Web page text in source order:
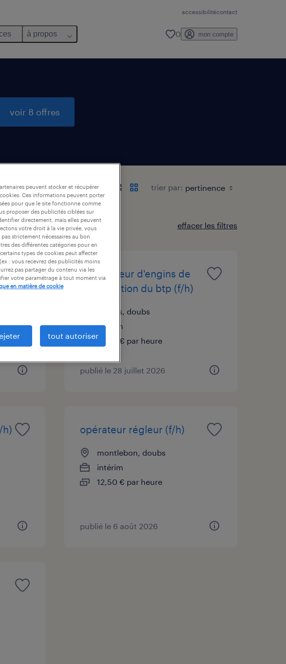
accessibilitécontact
à propos 0 mon compte
voir 8 offres
trier par:
d'expérience effacer les filtres
conducteur d'engins de
manutention du btp (f/h)
les fins, doubs
intérim
12,50 € par heure
publié le 28 juillet 2026
h) opérateur régleur (f/h)
montlebon, doubs
intérim
12,50 € par heure
publié le 6 août 2026
peuvent stocker et récupérer
Ces informations peuvent porter
pour que le site fonctionne comme
proposer des publicités ciblées sur
directement, mais elles peuvent
votre droit à la vie privée, vous
strictement nécessaires au bon
des différentes catégories pour en
types de cookies peut affecter
: vous recevrez des publicités moins
pas partager du contenu via les
votre paramétrage à tout moment via
en matière de cookie
tout autoriser